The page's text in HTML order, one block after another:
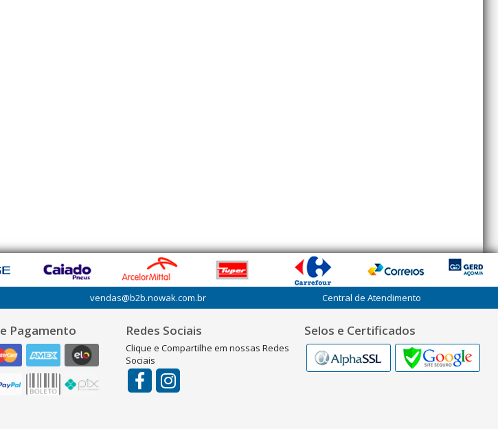
vendas@b2b.nowak.com.br Central de Atendimento
Pagamento Redes Sociais
Clique e Compartilhe em nossas Redes
Sociais
Selos e Certificados